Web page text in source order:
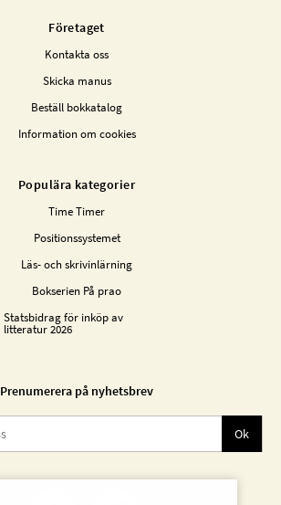
Företaget
Kontakta oss
Skicka manus
Beställ bokkatalog
Information om cookies
Populära kategorier
Time Timer
Positionssystemet
Läs- och skrivinlärning
Bokserien På prao
Statsbidrag för inköp av
litteratur 2026
Prenumerera på nyhetsbrev
Ok